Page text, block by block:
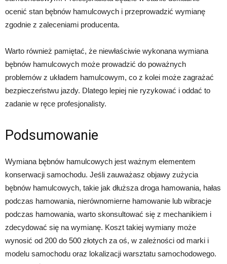
ocenić stan bębnów hamulcowych i przeprowadzić wymianę
zgodnie z zaleceniami producenta.
Warto również pamiętać, że niewłaściwie wykonana wymiana
bębnów hamulcowych może prowadzić do poważnych
problemów z układem hamulcowym, co z kolei może zagrażać
bezpieczeństwu jazdy. Dlatego lepiej nie ryzykować i oddać to
zadanie w ręce profesjonalisty.
Podsumowanie
Wymiana bębnów hamulcowych jest ważnym elementem
konserwacji samochodu. Jeśli zauważasz objawy zużycia
bębnów hamulcowych, takie jak dłuższa droga hamowania, hałas
podczas hamowania, nierównomierne hamowanie lub wibracje
podczas hamowania, warto skonsultować się z mechanikiem i
zdecydować się na wymianę. Koszt takiej wymiany może
wynosić od 200 do 500 złotych za oś, w zależności od marki i
modelu samochodu oraz lokalizacji warsztatu samochodowego.